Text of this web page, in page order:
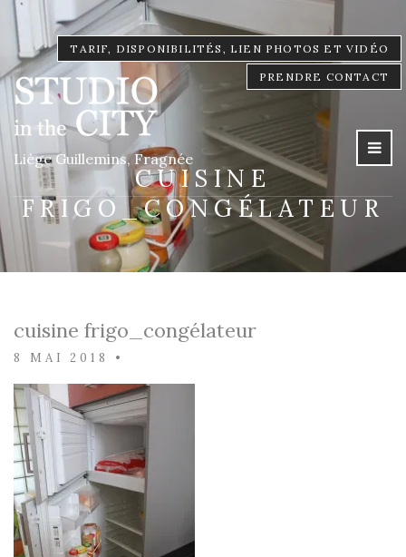
TARIF, DISPONIBILITÉS, LIEN PHOTOS ET VIDÉO
PRENDRE CONTACT
Liège Guillemins, Fragnée
CUISINE
FRIGO_CONGÉLATEUR
cuisine frigo_congélateur
8 MAI 2018 •